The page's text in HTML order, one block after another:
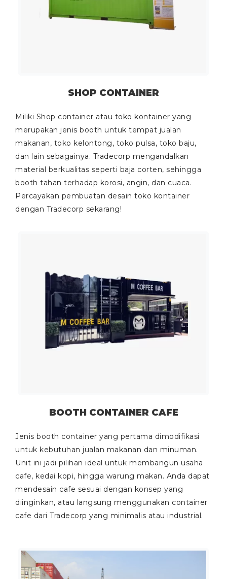
SHOP CONTAINER
Miliki Shop container atau toko kontainer yang
merupakan jenis booth untuk tempat jualan
makanan, toko kelontong, toko pulsa, toko baju,
dan lain sebagainya. Tradecorp mengandalkan
material berkualitas seperti baja corten, sehingga
booth tahan terhadap korosi, angin, dan cuaca.
Percayakan pembuatan desain toko kontainer
dengan Tradecorp sekarang!
BOOTH CONTAINER CAFE
Jenis booth container yang pertama dimodifikasi
untuk kebutuhan jualan makanan dan minuman.
Unit ini jadi pilihan ideal untuk membangun usaha
cafe, kedai kopi, hingga warung makan. Anda dapat
mendesain cafe sesuai dengan konsep yang
diinginkan, atau langsung menggunakan container
cafe dari Tradecorp yang minimalis atau industrial.